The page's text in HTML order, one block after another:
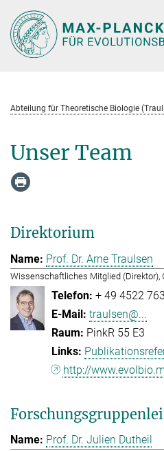
Hauptinhalt
Abteilung für Theoretische Biologie
Unser Team
Direktorium
Prof. Dr. Arne Traulsen
Wissenschaftliches Mitglied (Direktor),
+ 49 4522
traulsen@...
PinkR 55 E3
http://
Prof. Dr. Julien Dutheil